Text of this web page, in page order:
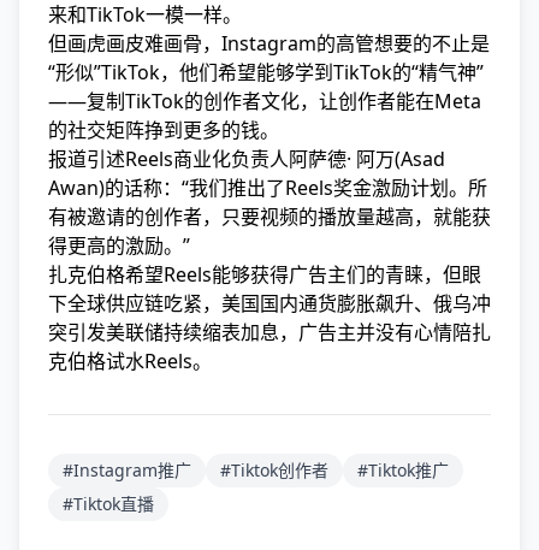
来和TikTok一模一样。
但画虎画皮难画骨，Instagram的高管想要的不止是
“形似”TikTok，他们希望能够学到TikTok的“精气神”
——复制TikTok的创作者文化，让创作者能在Meta
的社交矩阵挣到更多的钱。
报道引述Reels商业化负责人阿萨德· 阿万(Asad
Awan)的话称：“我们推出了Reels奖金激励计划。所
有被邀请的创作者，只要视频的播放量越高，就能获
得更高的激励。”
扎克伯格希望Reels能够获得广告主们的青睐，但眼
下全球供应链吃紧，美国国内通货膨胀飙升、俄乌冲
突引发美联储持续缩表加息，广告主并没有心情陪扎
克伯格试水Reels。
#Instagram推广 #Tiktok创作者
#Tiktok推广
#Tiktok直播